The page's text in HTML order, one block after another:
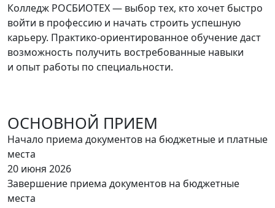
Колледж РОСБИОТЕХ — выбор тех, кто хочет быстро
войти в профессию и начать строить успешную
карьеру. Практико-ориентированное обучение даст
возможность получить востребованные навыки
и опыт работы по специальности.
ОСНОВНОЙ ПРИЕМ
Начало приема документов на бюджетные и платные
места
20 июня 2026
Завершение приема документов на бюджетные
места